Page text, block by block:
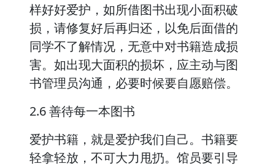
样好好爱护，如所借图书出现小面积破
损，请修复好后再归还，以免后面借的
同学不了解情况，无意中对书籍造成损
害。如出现大面积的损坏，应主动与图
书管理员沟通，必要时候要自愿赔偿。
2.6 善待每一本图书
爱护书籍，就是爱护我们自己。书籍要
轻拿轻放，不可大力甩扔。馆员要引导